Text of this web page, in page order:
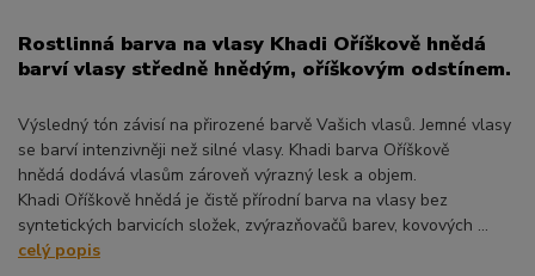
Rostlinná barva na vlasy Khadi Oříškově hnědá
barví vlasy středně hnědým, oříškovým odstínem.
Výsledný tón závisí na přirozené barvě Vašich vlasů. Jemné vlasy
se barví intenzivněji než silné vlasy. Khadi barva Oříškově
hnědá dodává vlasům zároveň výrazný lesk a objem.
Khadi Oříškově hnědá je čistě přírodní barva na vlasy bez
syntetických barvicích složek, zvýrazňovačů barev, kovových ...
celý popis